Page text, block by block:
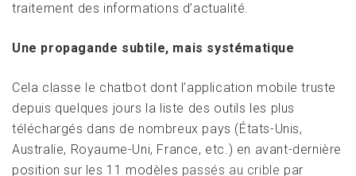
traitement des informations d’actualité.
Une propagande subtile, mais systématique
Cela classe le chatbot dont l’application mobile truste
depuis quelques jours la liste des outils les plus
téléchargés dans de nombreux pays (États-Unis,
Australie, Royaume-Uni, France, etc.) en avant-dernière
position sur les 11 modèles passés au crible par